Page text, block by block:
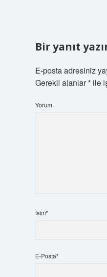
Bir yanıt
E-posta adresiniz
Gerekli alanlar*ile
Yorum
İsim*
E-Posta*